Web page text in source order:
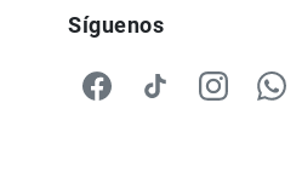
Síguenos